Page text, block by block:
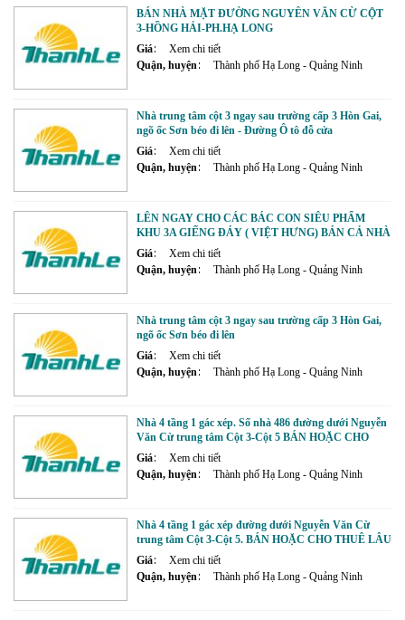
BÁN NHÀ MẶT ĐƯỜNG NGUYỄN VĂN CỪ CỘT
3-HỒNG HẢI-PH.HẠ LONG
Giá
Xem chi tiết
Quận, huyện
Thành phố Hạ Long - Quảng Ninh
Nhà trung tâm cột 3 ngay sau trường cấp 3 Hòn Gai,
ngõ ốc Sơn béo đi lên - Đường Ô tô đỗ cửa
Giá
Xem chi tiết
Quận, huyện
Thành phố Hạ Long - Quảng Ninh
LÊN NGAY CHO CÁC BÁC CON SIÊU PHẨM
KHU 3A GIẾNG ĐÁY ( VIỆT HƯNG) BÁN CẢ NHÀ
CẢ ĐẤT CHỈ 2.7 TỶ
Giá
Xem chi tiết
Quận, huyện
Thành phố Hạ Long - Quảng Ninh
Nhà trung tâm cột 3 ngay sau trường cấp 3 Hòn Gai,
ngõ ốc Sơn béo đi lên
Giá
Xem chi tiết
Quận, huyện
Thành phố Hạ Long - Quảng Ninh
Nhà 4 tầng 1 gác xép. Số nhà 486 đường dưới Nguyễn
Văn Cừ trung tâm Cột 3-Cột 5 BÁN HOẶC CHO
THUÊ LÂU DÀI
Giá
Xem chi tiết
Quận, huyện
Thành phố Hạ Long - Quảng Ninh
Nhà 4 tầng 1 gác xép đường dưới Nguyễn Văn Cừ
trung tâm Cột 3-Cột 5. BÁN HOẶC CHO THUÊ LÂU
DÀI
Giá
Xem chi tiết
Quận, huyện
Thành phố Hạ Long - Quảng Ninh